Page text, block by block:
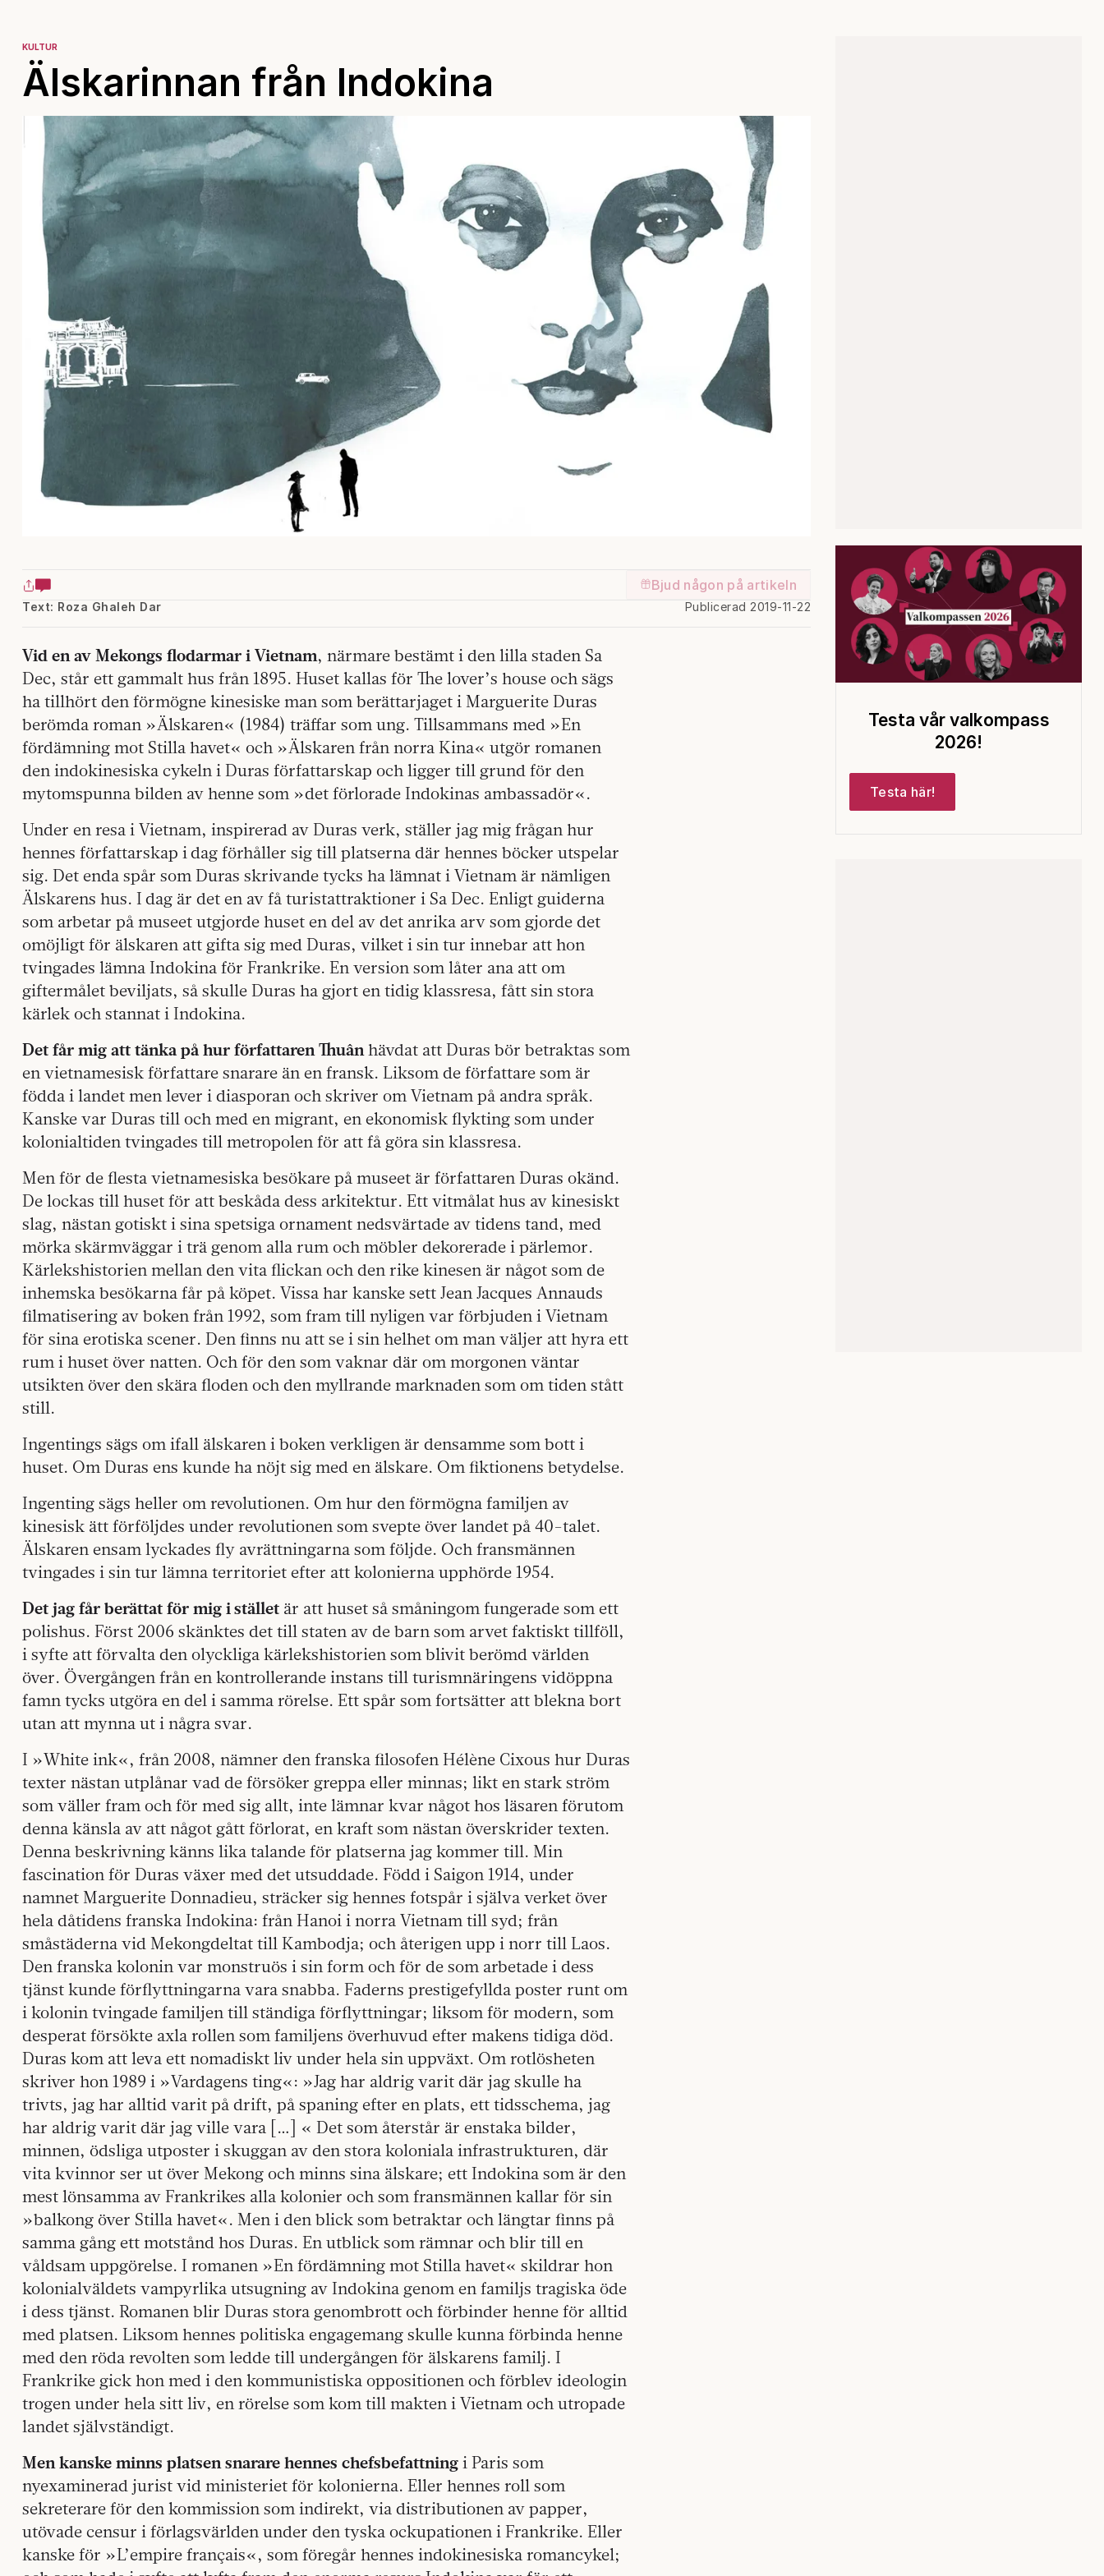
KULTUR
Älskarinnan från Indokina
Bjud någon på artikeln
Text: Roza Ghaleh Dar Publicerad 2019-11-22
Vid en av Mekongs flodarmar i Vietnam, närmare bestämt i den lilla staden Sa
Dec, står ett gammalt hus från 1895. Huset kallas för The lover’s house och sägs
ha tillhört den förmögne kinesiske man som berättarjaget i Marguerite Duras
berömda roman »Älskaren« (1984) träffar som ung. Tillsammans med »En
fördämning mot Stilla havet« och »Älskaren från norra Kina« utgör romanen
den indokinesiska cykeln i Duras författarskap och ligger till grund för den
mytomspunna bilden av henne som »det förlorade Indokinas ambassadör«.
Under en resa i Vietnam, inspirerad av Duras verk, ställer jag mig frågan hur
hennes författarskap i dag förhåller sig till platserna där hennes böcker utspelar
sig. Det enda spår som Duras skrivande tycks ha lämnat i Vietnam är nämligen
Älskarens hus. I dag är det en av få turistattraktioner i Sa Dec. Enligt guiderna
som arbetar på museet utgjorde huset en del av det anrika arv som gjorde det
omöjligt för älskaren att gifta sig med Duras, vilket i sin tur innebar att hon
tvingades lämna Indokina för Frankrike. En version som låter ana att om
giftermålet beviljats, så skulle Duras ha gjort en tidig klassresa, fått sin stora
kärlek och stannat i Indokina.
Det får mig att tänka på hur författaren Thuânhävdat att Duras bör betraktas som
en vietnamesisk författare snarare än en fransk. Liksom de författare som är
födda i landet men lever i diasporan och skriver om Vietnam på andra språk.
Kanske var Duras till och med en migrant, en ekonomisk flykting som under
kolonialtiden tvingades till metropolen för att få göra sin klassresa.
Men för de flesta vietnamesiska besökare på museet är författaren Duras okänd.
De lockas till huset för att beskåda dess arkitektur. Ett vitmålat hus av kinesiskt
slag, nästan gotiskt i sina spetsiga ornament nedsvärtade av tidens tand, med
mörka skärmväggar i trä genom alla rum och möbler dekorerade i pärlemor.
Kärlekshistorien mellan den vita flickan och den rike kinesen är något som de
inhemska besökarna får på köpet. Vissa har kanske sett Jean Jacques Annauds
filmatisering av boken från 1992, som fram till nyligen var förbjuden i Vietnam
för sina erotiska scener. Den finns nu att se i sin helhet om man väljer att hyra ett
rum i huset över natten. Och för den som vaknar där om morgonen väntar
utsikten över den skära floden och den myllrande marknaden som om tiden stått
still.
Ingentings sägs om ifall älskaren i boken verkligen är densamme som bott i
huset. Om Duras ens kunde ha nöjt sig med en älskare. Om fiktionens betydelse.
Ingenting sägs heller om revolutionen. Om hur den förmögna familjen av
kinesisk ätt förföljdes under revolutionen som svepte över landet på 40-talet.
Älskaren ensam lyckades fly avrättningarna som följde. Och fransmännen
tvingades i sin tur lämna territoriet efter att kolonierna upphörde 1954.
Det jag får berättat för mig i stället är att huset så småningom fungerade som ett
polishus. Först 2006 skänktes det till staten av de barn som arvet faktiskt tillföll,
i syfte att förvalta den olyckliga kärlekshistorien som blivit berömd världen
över. Övergången från en kontrollerande instans till turismnäringens vidöppna
famn tycks utgöra en del i samma rörelse. Ett spår som fortsätter att blekna bort
utan att mynna ut i några svar.
I »White ink«, från 2008, nämner den franska filosofen Hélène Cixous hur Duras
texter nästan utplånar vad de försöker greppa eller minnas; likt en stark ström
som väller fram och för med sig allt, inte lämnar kvar något hos läsaren förutom
denna känsla av att något gått förlorat, en kraft som nästan överskrider texten.
Denna beskrivning känns lika talande för platserna jag kommer till. Min
fascination för Duras växer med det utsuddade. Född i Saigon 1914, under
namnet Marguerite Donnadieu, sträcker sig hennes fotspår i själva verket över
hela dåtidens franska Indokina: från Hanoi i norra Vietnam till syd; från
småstäderna vid Mekongdeltat till Kambodja; och återigen upp i norr till Laos.
Den franska kolonin var monstruös i sin form och för de som arbetade i dess
tjänst kunde förflyttningarna vara snabba. Faderns prestigefyllda poster runt om
i kolonin tvingade familjen till ständiga förflyttningar; liksom för modern, som
desperat försökte axla rollen som familjens överhuvud efter makens tidiga död.
Duras kom att leva ett nomadiskt liv under hela sin uppväxt. Om rotlösheten
skriver hon 1989 i »Vardagens ting«: »Jag har aldrig varit där jag skulle ha
trivts, jag har alltid varit på drift, på spaning efter en plats, ett tidsschema, jag
har aldrig varit där jag ville vara […] « Det som återstår är enstaka bilder,
minnen, ödsliga utposter i skuggan av den stora koloniala infrastrukturen, där
vita kvinnor ser ut över Mekong och minns sina älskare; ett Indokina som är den
mest lönsamma av Frankrikes alla kolonier och som fransmännen kallar för sin
»balkong över Stilla havet«. Men i den blick som betraktar och längtar finns på
samma gång ett motstånd hos Duras. En utblick som rämnar och blir till en
våldsam uppgörelse. I romanen »En fördämning mot Stilla havet« skildrar hon
kolonialväldets vampyrlika utsugning av Indokina genom en familjs tragiska öde
i dess tjänst. Romanen blir Duras stora genombrott och förbinder henne för alltid
med platsen. Liksom hennes politiska engagemang skulle kunna förbinda henne
med den röda revolten som ledde till undergången för älskarens familj. I
Frankrike gick hon med i den kommunistiska oppositionen och förblev ideologin
trogen under hela sitt liv, en rörelse som kom till makten i Vietnam och utropade
landet självständigt.
Men kanske minns platsen snarare hennes chefsbefattning i Paris som
nyexaminerad jurist vid ministeriet för kolonierna. Eller hennes roll som
sekreterare för den kommission som indirekt, via distributionen av papper,
utövade censur i förlagsvärlden under den tyska ockupationen i Frankrike. Eller
kanske för »L’empire français«, som föregår hennes indokinesiska romancykel;
Testa vår valkompass
2026!
Testa här!